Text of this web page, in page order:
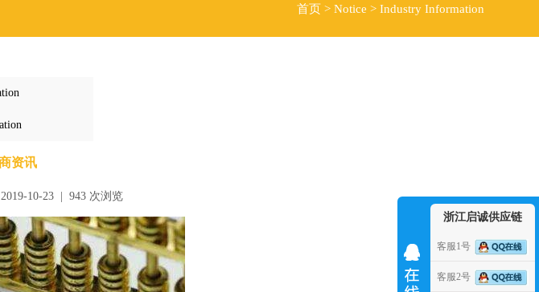
首页 > Notice > Industry Information
资讯
10-23 | 943 次浏览
浙江启诚供应链
客服1号
客服2号